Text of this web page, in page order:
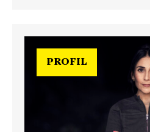
PROFIL